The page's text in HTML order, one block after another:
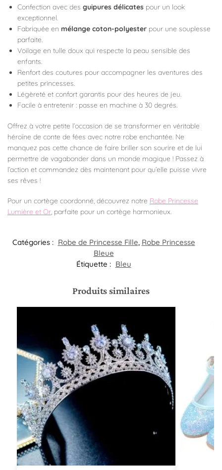
Confection avec des guipures délicates pour un look
exceptionnel.
Fabriquée en mélange coton-polyester pour une souplesse
parfaite.
Voilage en tulle doux qui respecte la peau sensible des
enfants.
Renfort des coutures pour accompagner les aventures des
petites princesses.
Légèreté et confort garantis pour des heures de jeu.
Facile à entretenir : passe en machine à 30 degrés.
Offrez à votre petite l’occasion de se transformer en véritable
héroïne de conte de fées avec notre robe enchantée. Ne
manquez pas cette chance de faire briller son sourire et de lui
permettre de vagabonder dans un monde magique ! Passez à
l’action et commandez dès maintenant pour qu’elle puisse vivre
ses rêves !
Pour un cortège coordonné, découvrez notre Robe Princesse
Lumière et Or , parfaite pour un cortège harmonieux.
Catégories : Robe de Princesse Fille, Robe Princesse
Bleue
Étiquette : Bleu
Produits similaires